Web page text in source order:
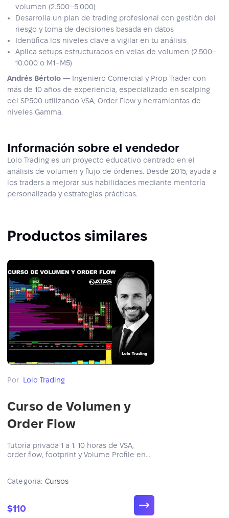
volumen (2.500–5.000)
Desarrolla un plan de trading profesional con gestión del
riesgo y toma de decisiones basada en datos
Identifica los niveles clave a vigilar en tu análisis
Aplica setups estructurados en velas de volumen (2.500–
10.000 o M1–M5)
Andrés Bértolo — Ingeniero Comercial y Prop Trader con
más de 10 años de experiencia, especializado en scalping
del SP500 utilizando VSA, Order Flow y herramientas de
niveles Gamma.
Información sobre el vendedor
Lolo Trading es un proyecto educativo centrado en el
análisis de volumen y flujo de órdenes. Desde 2015, ayuda a
los traders a mejorar sus habilidades mediante mentoría
personalizada y estrategias prácticas.
Productos similares
Por Lolo Trading
Curso de Volumen y
Order Flow
Tutoría privada 1 a 1: 10 horas de VSA,
order flow, footprint y Volume Profile en
Google Meet.
Categoría: Cursos
$110